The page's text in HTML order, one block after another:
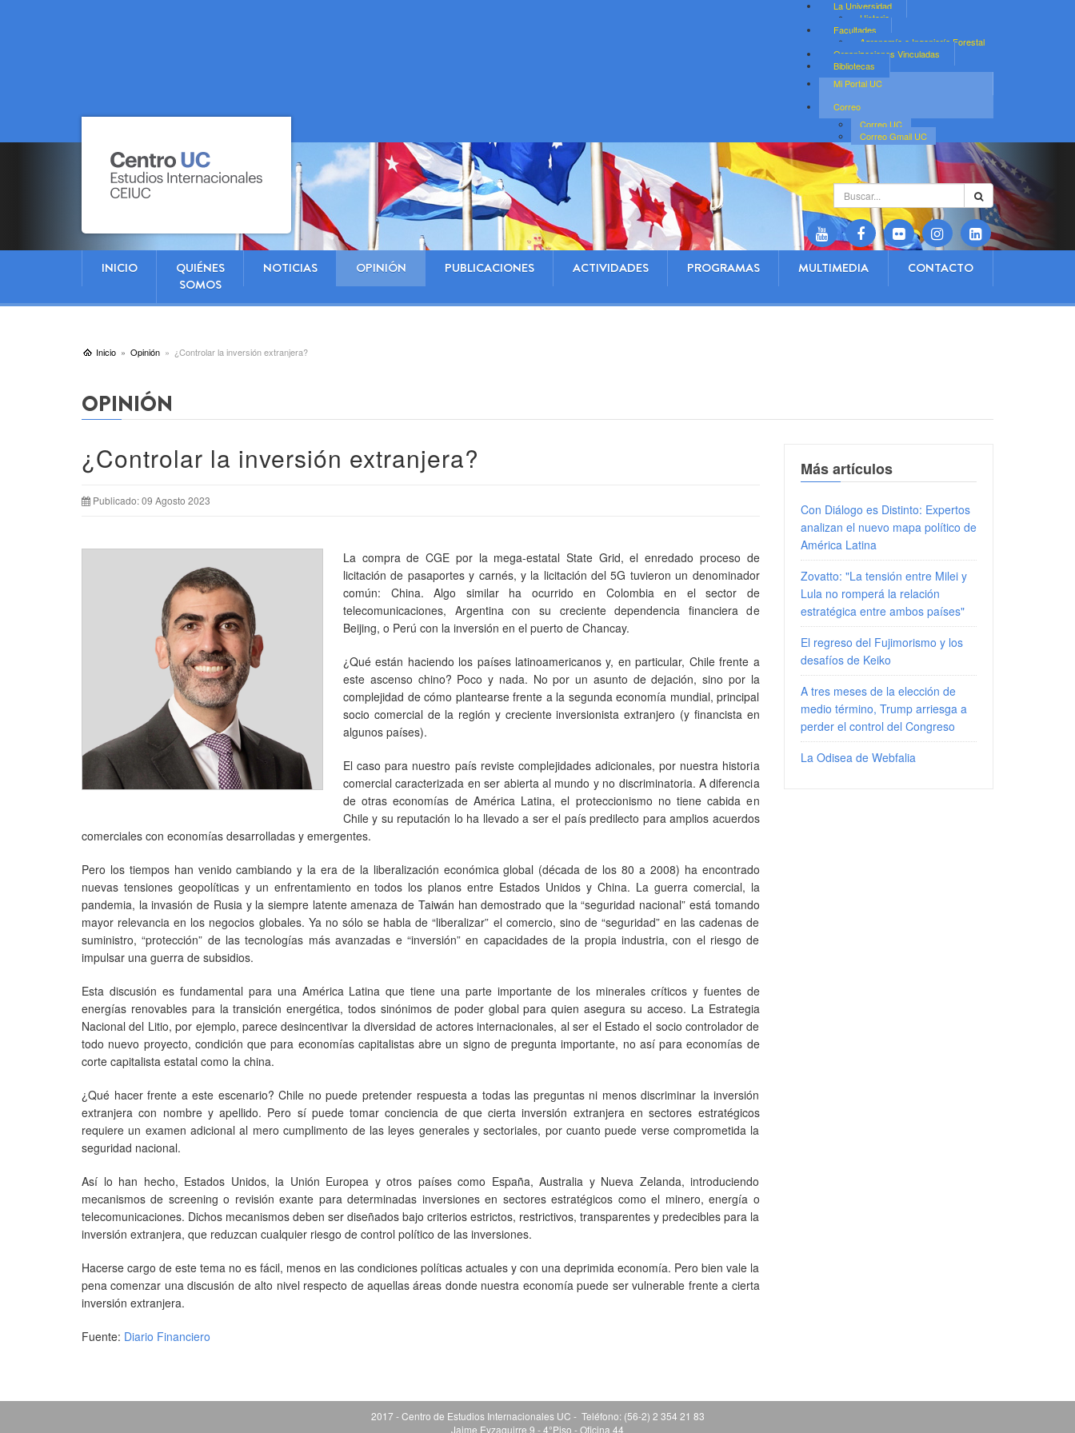
La Universidad
Historia
Facultades
Agronomía e Ingeniería Forestal
Organizaciones Vinculadas
Bibliotecas
Mi Portal UC
Correo
Correo UC
Correo Gmail UC
Buscar...
INICIO
QUIÉNES
SOMOS
NOTICIAS OPINIÓN PUBLICACIONES ACTIVIDADES PROGRAMAS MULTIMEDIA CONTACTO
Inicio Opinión ¿Controlar la inversión extranjera?
OPINIÓN
¿Controlar la inversión extranjera?
Publicado: 09 Agosto 2023
La compra de CGE por la mega-estatal State Grid, el enredado proceso de
licitación de pasaportes y carnés, y la licitación del 5G tuvieron un denominador
común: China. Algo similar ha ocurrido en Colombia en el sector de
telecomunicaciones, Argentina con su creciente dependencia financiera de
Beijing, o Perú con la inversión en el puerto de Chancay.
¿Qué están haciendo los países latinoamericanos y, en particular, Chile frente a
este ascenso chino? Poco y nada. No por un asunto de dejación, sino por la
complejidad de cómo plantearse frente a la segunda economía mundial, principal
socio comercial de la región y creciente inversionista extranjero (y financista en
algunos países).
El caso para nuestro país reviste complejidades adicionales, por nuestra historia
comercial caracterizada en ser abierta al mundo y no discriminatoria. A diferencia
de otras economías de América Latina, el proteccionismo no tiene cabida en
Chile y su reputación lo ha llevado a ser el país predilecto para amplios acuerdos
comerciales con economías desarrolladas y emergentes.
Pero los tiempos han venido cambiando y la era de la liberalización económica global (década de los 80 a 2008) ha encontrado
nuevas tensiones geopolíticas y un enfrentamiento en todos los planos entre Estados Unidos y China. La guerra comercial, la
pandemia, la invasión de Rusia y la siempre latente amenaza de Taiwán han demostrado que la “seguridad nacional” está tomando
mayor relevancia en los negocios globales. Ya no sólo se habla de “liberalizar” el comercio, sino de “seguridad” en las cadenas de
suministro, “protección” de las tecnologías más avanzadas e “inversión” en capacidades de la propia industria, con el riesgo de
impulsar una guerra de subsidios.
Esta discusión es fundamental para una América Latina que tiene una parte importante de los minerales críticos y fuentes de
energías renovables para la transición energética, todos sinónimos de poder global para quien asegura su acceso. La Estrategia
Nacional del Litio, por ejemplo, parece desincentivar la diversidad de actores internacionales, al ser el Estado el socio controlador de
todo nuevo proyecto, condición que para economías capitalistas abre un signo de pregunta importante, no así para economías de
corte capitalista estatal como la china.
¿Qué hacer frente a este escenario? Chile no puede pretender respuesta a todas las preguntas ni menos discriminar la inversión
extranjera con nombre y apellido. Pero sí puede tomar conciencia de que cierta inversión extranjera en sectores estratégicos
requiere un examen adicional al mero cumplimento de las leyes generales y sectoriales, por cuanto puede verse comprometida la
seguridad nacional.
Así lo han hecho, Estados Unidos, la Unión Europea y otros países como España, Australia y Nueva Zelanda, introduciendo
mecanismos de screening o revisión exante para determinadas inversiones en sectores estratégicos como el minero, energía o
telecomunicaciones. Dichos mecanismos deben ser diseñados bajo criterios estrictos, restrictivos, transparentes y predecibles para la
inversión extranjera, que reduzcan cualquier riesgo de control político de las inversiones.
Hacerse cargo de este tema no es fácil, menos en las condiciones políticas actuales y con una deprimida economía. Pero bien vale la
pena comenzar una discusión de alto nivel respecto de aquellas áreas donde nuestra economía puede ser vulnerable frente a cierta
inversión extranjera.
Fuente: Diario Financiero
Más artículos
Con Diálogo es Distinto: Expertos
analizan el nuevo mapa político de
América Latina
Zovatto: "La tensión entre Milei y
Lula no romperá la relación
estratégica entre ambos países"
El regreso del Fujimorismo y los
desafíos de Keiko
A tres meses de la elección de
medio término, Trump arriesga a
perder el control del Congreso
La Odisea de Webfalia
2017 - Centro de Estudios Internacionales UC - Teléfono: (56-2) 2 354 21 83
Jaime Eyzaguirre 9 - 4°Piso - Oficina 44